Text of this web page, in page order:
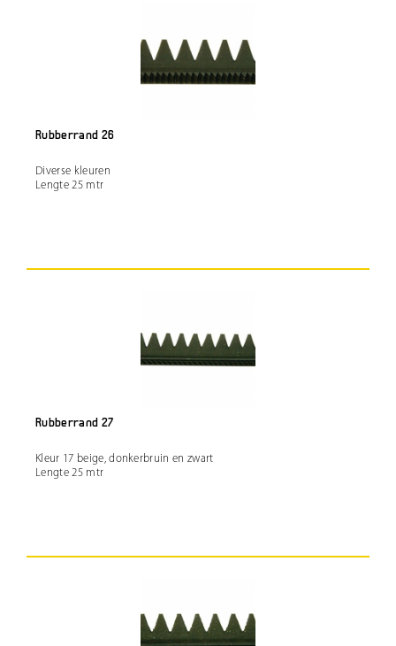
Rubberrand 26
Diverse kleuren
Lengte 25 mtr
Rubberrand 27
Kleur 17 beige, donkerbruin en zwart
Lengte 25 mtr